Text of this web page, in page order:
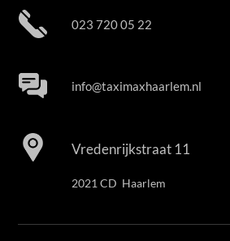
023 720 05 22
info@taximaxhaarlem.nl
Vredenrijkstraat 11
2021 CD Haarlem